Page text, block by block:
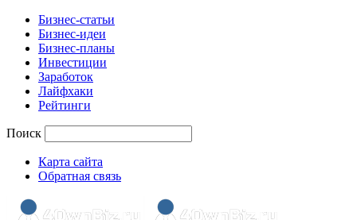
Бизнес-статьи
Бизнес-идеи
Бизнес-планы
Инвестиции
Заработок
Лайфхаки
Рейтинги
Поиск
Карта сайта
Обратная связь